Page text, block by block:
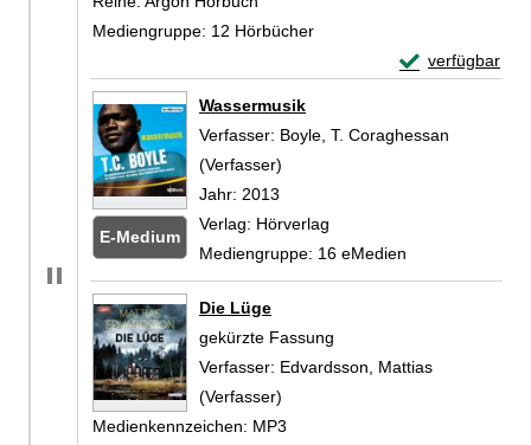
Mediengruppe: 12 Hörbücher
verfügbar
Exemplar-
E-Medium
Wassermusik
Verfasser: Boyle, T. Coraghessan
(Verfasser)
Jahr: 2013
Verlag: Hörverlag
Mediengruppe: 16 eMedien
Die Lüge
gekürzte Fassung
Verfasser: Edvardsson, Mattias
(Verfasser)
Medienkennzeichen: MP3